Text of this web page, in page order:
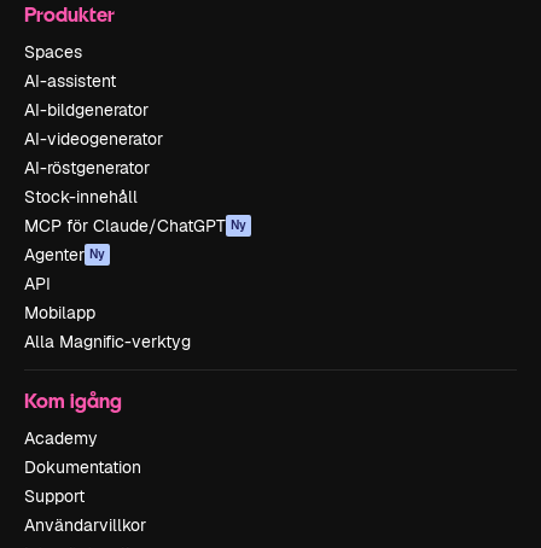
Produkter
Spaces
AI-assistent
AI-bildgenerator
AI-videogenerator
AI-röstgenerator
Stock-innehåll
MCP för Claude/ChatGPT Ny
Agenter Ny
API
Mobilapp
Alla Magnific-verktyg
Kom igång
Academy
Dokumentation
Support
Användarvillkor